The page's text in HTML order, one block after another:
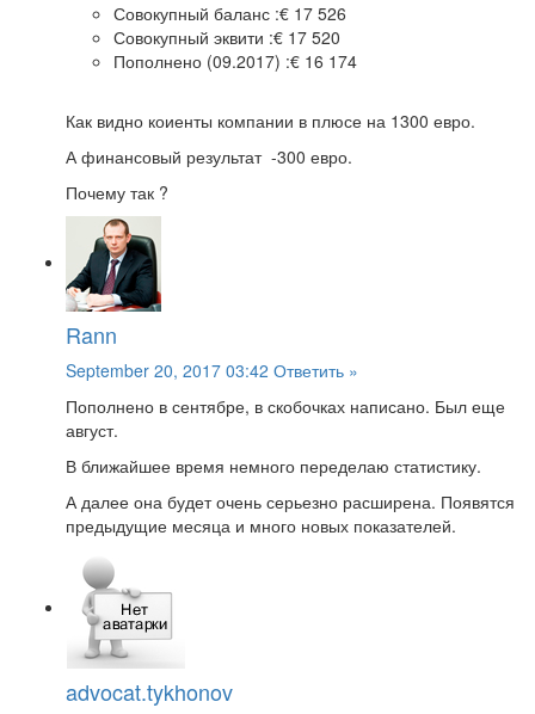
Совокупный баланс :€ 17 526
Совокупный эквити :€ 17 520
Пополнено (09.2017) :€ 16 174
Как видно коиенты компании в плюсе на 1300 евро.
А финансовый результат -300 евро.
Почему так ?
Rann
September 20, 2017 03:42 Ответить »
Пополнено в сентябре, в скобочках написано. Был еще
август.
В ближайшее время немного переделаю статистику.
А далее она будет очень серьезно расширена. Появятся
предыдущие месяца и много новых показателей.
advocat.tykhonov